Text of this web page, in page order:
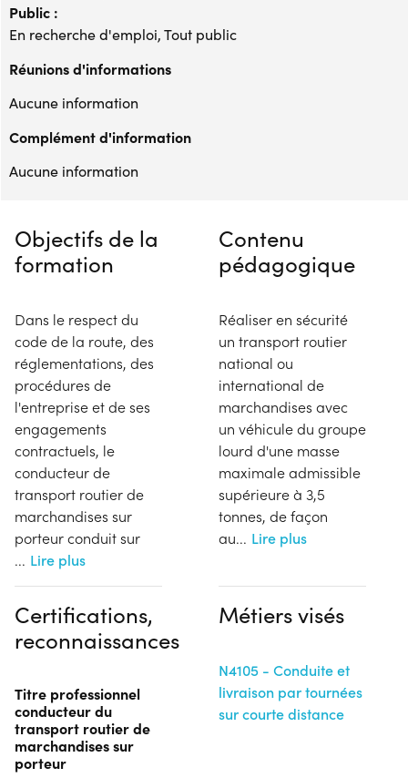
Public :
En recherche d'emploi, Tout public
Réunions d'informations
Aucune information
Complément d'information
Aucune information
Objectifs de la
formation
Dans le respect du
code de la route, des
réglementations, des
procédures de
l'entreprise et de ses
engagements
contractuels, le
conducteur de
transport routier de
marchandises sur
porteur conduit sur
... Lire plus
Contenu
pédagogique
Réaliser en sécurité
un transport routier
national ou
international de
marchandises avec
un véhicule du groupe
lourd d'une masse
maximale admissible
supérieure à 3,5
tonnes, de façon
au... Lire plus
Certifications,
reconnaissances
Titre professionnel
conducteur du
transport routier de
marchandises sur
porteur
Métiers visés
N4105 - Conduite et
livraison par tournées
sur courte distance